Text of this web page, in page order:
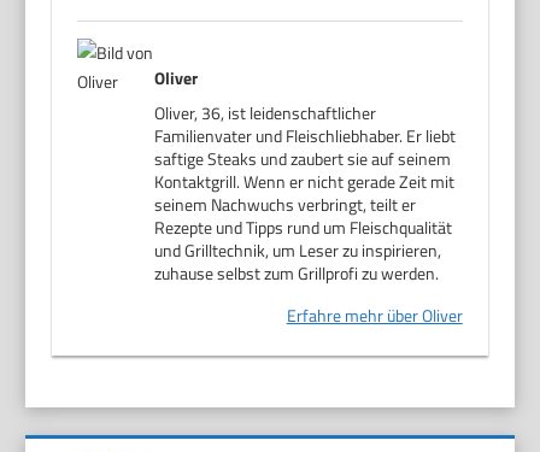
Oliver
Oliver, 36, ist leidenschaftlicher
Familienvater und Fleischliebhaber. Er liebt
saftige Steaks und zaubert sie auf seinem
Kontaktgrill. Wenn er nicht gerade Zeit mit
seinem Nachwuchs verbringt, teilt er
Rezepte und Tipps rund um Fleischqualität
und Grilltechnik, um Leser zu inspirieren,
zuhause selbst zum Grillprofi zu werden.
Erfahre mehr über Oliver